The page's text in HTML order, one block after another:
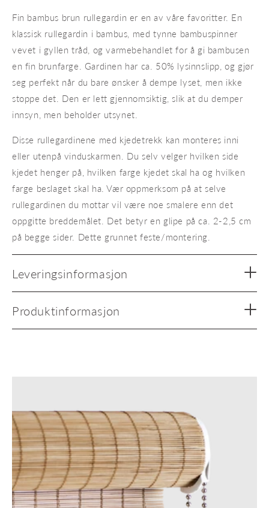
Fin bambus brun rullegardin er en av våre favoritter. En
klassisk rullegardin i bambus, med tynne bambuspinner
vevet i gyllen tråd, og varmebehandlet for å gi bambusen
en fin brunfarge. Gardinen har ca. 50% lysinnslipp, og gjør
seg perfekt når du bare ønsker å dempe lyset, men ikke
stoppe det. Den er lett gjennomsiktig, slik at du demper
innsyn, men beholder utsynet.
Disse rullegardinene med kjedetrekk kan monteres inni
eller utenpå vinduskarmen. Du selv velger hvilken side
kjedet henger på, hvilken farge kjedet skal ha og hvilken
farge beslaget skal ha. Vær oppmerksom på at selve
rullegardinen du mottar vil være noe smalere enn det
oppgitte breddemålet. Det betyr en glipe på ca. 2-2,5 cm
på begge sider. Dette grunnet feste/montering.
Leveringsinformasjon
Produktinformasjon